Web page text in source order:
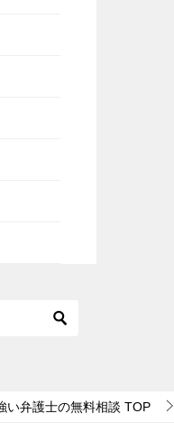
い弁護士の無料相談 TOP